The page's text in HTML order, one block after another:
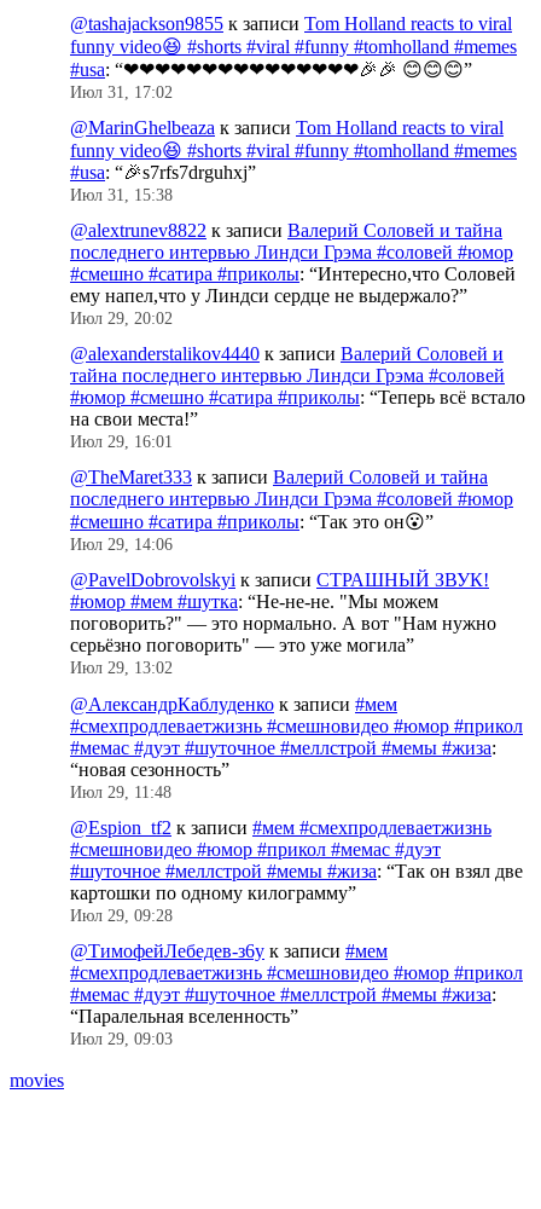
@tashajackson9855 к записи Tom Holland reacts to viral
funny video😆 #shorts #viral #funny #tomholland #memes
#usa: “❤❤❤❤❤❤❤❤❤❤❤❤❤❤❤🎉🎉 😊😊😊”
Июл 31, 17:02
@MarinGhelbeaza к записи Tom Holland reacts to viral
funny video😆 #shorts #viral #funny #tomholland #memes
#usa: “🎉s7rfs7drguhxj”
Июл 31, 15:38
@alextrunev8822 к записи Валерий Соловей и тайна
последнего интервью Линдси Грэма #соловей #юмор
#смешно #сатира #приколы: “Интересно,что Соловей
ему напел,что у Линдси сердце не выдержало?”
Июл 29, 20:02
@alexanderstalikov4440 к записи Валерий Соловей и
тайна последнего интервью Линдси Грэма #соловей
#юмор #смешно #сатира #приколы: “Теперь всё встало
на свои места!”
Июл 29, 16:01
@TheMaret333 к записи Валерий Соловей и тайна
последнего интервью Линдси Грэма #соловей #юмор
#смешно #сатира #приколы: “Так это он😮”
Июл 29, 14:06
@PavelDobrovolskyi к записи СТРАШНЫЙ ЗВУК!
#юмор #мем #шутка: “Не-не-не. "Мы можем
поговорить?" — это нормально. А вот "Нам нужно
серьёзно поговорить" — это уже могила”
Июл 29, 13:02
@АлександрКаблуденко к записи #мем
#смехпродлеваетжизнь #смешновидео #юмор #прикол
#мемас #дуэт #шуточное #меллстрой #мемы #жиза:
“новая сезонность”
Июл 29, 11:48
@Espion_tf2 к записи #мем #смехпродлеваетжизнь
#смешновидео #юмор #прикол #мемас #дуэт
#шуточное #меллстрой #мемы #жиза: “Так он взял две
картошки по одному килограмму”
Июл 29, 09:28
@ТимофейЛебедев-з6у к записи #мем
#смехпродлеваетжизнь #смешновидео #юмор #прикол
#мемас #дуэт #шуточное #меллстрой #мемы #жиза:
“Паралельная вселенность”
Июл 29, 09:03
movies